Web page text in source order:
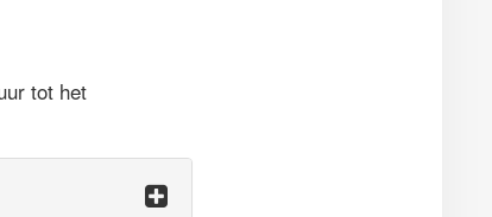
tot het